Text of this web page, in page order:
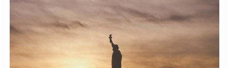
TEAM
COMITATO SCIENTIFICO
PARTNER COLLABORA CON NOI